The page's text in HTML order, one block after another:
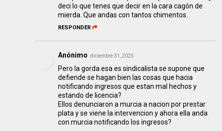
deci lo que tenes que decir en la cara cagón de
mierda. Que andas con tantos chimentos.
RESPONDER
Anónimo diciembre 31, 2025
Pero la gorda esa es sindicalista se supone que
defiende se hagan bien las cosas que hacia
notificando ingresos que estan mal hechos y
estando de licencia?
Ellos denunciaron a murcia a nacion por prestar
plata y se viene la intervencion y ahora ella anda
con murcia notificando los ingresos?